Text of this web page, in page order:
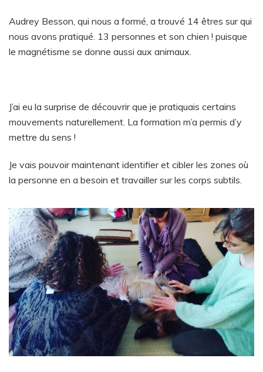
Audrey Besson, qui nous a formé, a trouvé 14 êtres sur qui
nous avons pratiqué. 13 personnes et son chien ! puisque
le magnétisme se donne aussi aux animaux.
J’ai eu la surprise de découvrir que je pratiquais certains
mouvements naturellement. La formation m’a permis d’y
mettre du sens !
Je vais pouvoir maintenant identifier et cibler les zones où
la personne en a besoin et travailler sur les corps subtils.